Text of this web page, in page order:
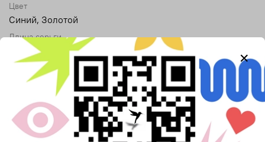
Цвет
Синий, Золотой
Длина серьги
7,5 см
Коллекция
Древний Египет
Описание
Серьги из комплекта украшений "Нефертити".